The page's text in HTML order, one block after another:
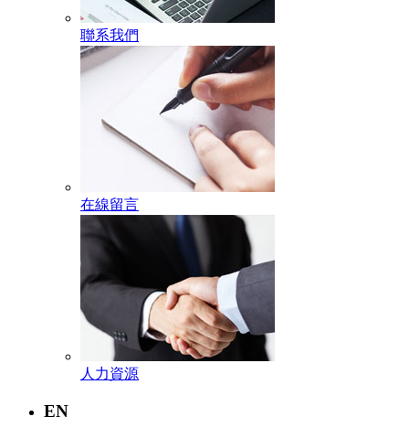
聯系我們
在線留言
人力資源
EN